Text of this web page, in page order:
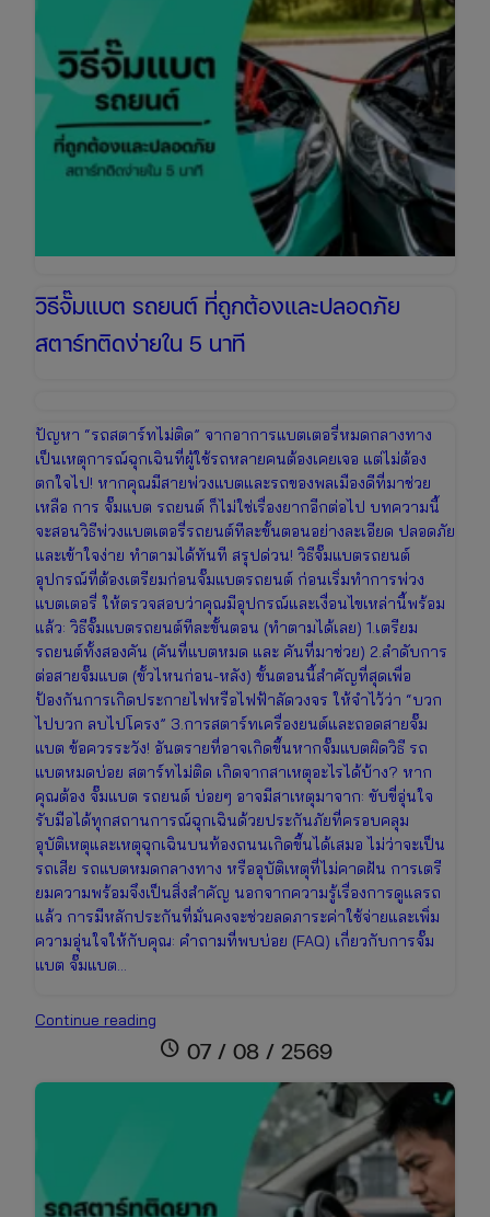
วิธีจั๊มแบต รถยนต์ ที่ถูกต้องและปลอดภัย
สตาร์ทติดง่ายใน 5 นาที
ปัญหา “รถสตาร์ทไม่ติด” จากอาการแบตเตอรี่หมดกลางทาง
เป็นเหตุการณ์ฉุกเฉินที่ผู้ใช้รถหลายคนต้องเคยเจอ แต่ไม่ต้อง
ตกใจไป! หากคุณมีสายพ่วงแบตและรถของพลเมืองดีที่มาช่วย
เหลือ การ จั๊มแบต รถยนต์ ก็ไม่ใช่เรื่องยากอีกต่อไป บทความนี้
จะสอนวิธีพ่วงแบตเตอรี่รถยนต์ทีละขั้นตอนอย่างละเอียด ปลอดภัย
และเข้าใจง่าย ทำตามได้ทันที สรุปด่วน! วิธีจั๊มแบตรถยนต์
อุปกรณ์ที่ต้องเตรียมก่อนจั๊มแบตรถยนต์ ก่อนเริ่มทำการพ่วง
แบตเตอรี่ ให้ตรวจสอบว่าคุณมีอุปกรณ์และเงื่อนไขเหล่านี้พร้อม
แล้ว: วิธีจั๊มแบตรถยนต์ทีละขั้นตอน (ทำตามได้เลย) 1.เตรียม
รถยนต์ทั้งสองคัน (คันที่แบตหมด และ คันที่มาช่วย) 2.ลำดับการ
ต่อสายจั๊มแบต (ขั้วไหนก่อน-หลัง) ขั้นตอนนี้สำคัญที่สุดเพื่อ
ป้องกันการเกิดประกายไฟหรือไฟฟ้าลัดวงจร ให้จำไว้ว่า “บวก
ไปบวก ลบไปโครง” 3.การสตาร์ทเครื่องยนต์และถอดสายจั๊ม
แบต ข้อควรระวัง! อันตรายที่อาจเกิดขึ้นหากจั๊มแบตผิดวิธี รถ
แบตหมดบ่อย สตาร์ทไม่ติด เกิดจากสาเหตุอะไรได้บ้าง? หาก
คุณต้อง จั๊มแบต รถยนต์ บ่อยๆ อาจมีสาเหตุมาจาก: ขับขี่อุ่นใจ
รับมือได้ทุกสถานการณ์ฉุกเฉินด้วยประกันภัยที่ครอบคลุม
อุบัติเหตุและเหตุฉุกเฉินบนท้องถนนเกิดขึ้นได้เสมอ ไม่ว่าจะเป็น
รถเสีย รถแบตหมดกลางทาง หรืออุบัติเหตุที่ไม่คาดฝัน การเตรี
ยมความพร้อมจึงเป็นสิ่งสำคัญ นอกจากความรู้เรื่องการดูแลรถ
แล้ว การมีหลักประกันที่มั่นคงจะช่วยลดภาระค่าใช้จ่ายและเพิ่ม
ความอุ่นใจให้กับคุณ: คำถามที่พบบ่อย (FAQ) เกี่ยวกับการจั๊ม
แบต จั๊มแบต…
Continue reading
จั๊ม
ปลอดภัย
schedule 07 / 08 / 2569